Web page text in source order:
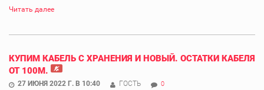
Читать далее
КУПИМ КАБЕЛЬ С ХРАНЕНИЯ И НОВЫЙ. ОСТАТКИ КАБЕЛЯ
ОТ 100М.
27 ИЮНЯ 2022 Г. В 10:40 ГОСТЬ 0